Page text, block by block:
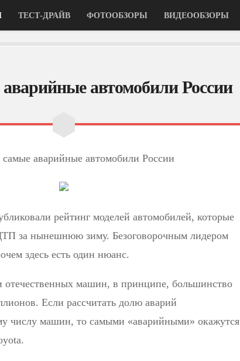
ТЕСТ-ДРАЙВ ФОТООБЗОРЫ ВИДЕООБЗОРЫ
автомобили России
аварийные автомобили России
рейтинг моделей автомобилей, которые
за нынешнюю зиму. Безоговорочным лидером
здесь есть один нюанс.
отечественных машин, в принципе, большинство
Если рассчитать долю аварий
числу машин, то самыми «аварийными» окажутся